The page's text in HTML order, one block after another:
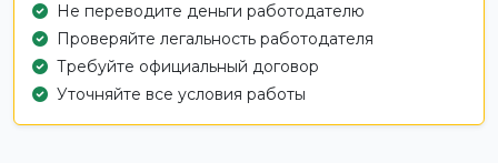
Не переводите деньги работодателю
Проверяйте легальность работодателя
Требуйте официальный договор
Уточняйте все условия работы